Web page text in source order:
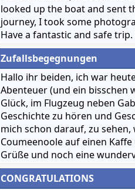
looked up the boat and sent
journey, I took some
Have a fantastic and safe
Zufallsbegegnungen
Hallo ihr beiden, ich war
Abenteuer (und ein bisschen
Glück, im Flugzeug neben
Geschichte zu hören und
mich schon darauf, zu
Coumeenoole auf einen
Grüße und noch eine
CONGRATULATIONS